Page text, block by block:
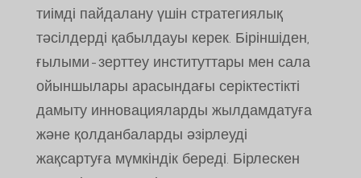
тиімді пайдалану үшін стратегиялық
тәсілдерді қабылдауы керек. Біріншіден,
ғылыми-зерттеу институттары мен сала
ойыншылары арасындағы серіктестікті
дамыту инновацияларды жылдамдатуға
және қолданбаларды әзірлеуді
жақсартуға мүмкіндік береді. Бірлескен